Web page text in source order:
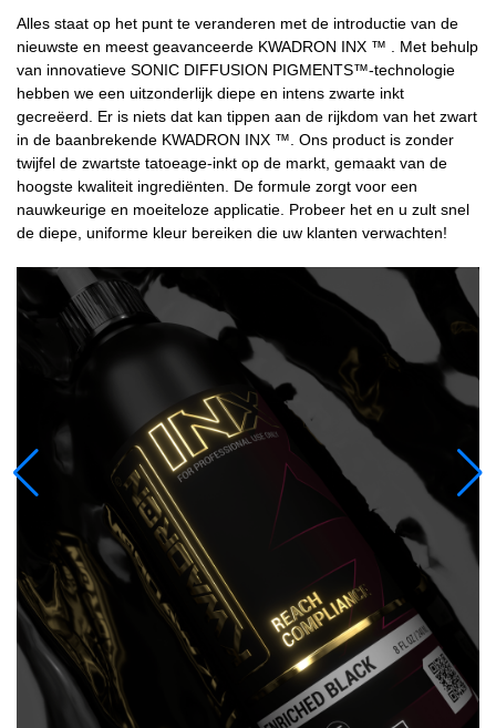
Alles staat op het punt te veranderen met de introductie van de
nieuwste en meest geavanceerde KWADRON INX ™ . Met behulp
van innovatieve SONIC DIFFUSION PIGMENTS™-technologie
hebben we een uitzonderlijk diepe en intens zwarte inkt
gecreëerd. Er is niets dat kan tippen aan de rijkdom van het zwart
in de baanbrekende KWADRON INX ™. Ons product is zonder
twijfel de zwartste tatoeage-inkt op de markt, gemaakt van de
hoogste kwaliteit ingrediënten. De formule zorgt voor een
nauwkeurige en moeiteloze applicatie. Probeer het en u zult snel
de diepe, uniforme kleur bereiken die uw klanten verwachten!